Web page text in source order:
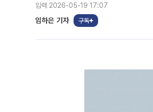
입력 2026-05-19 17:07
임하은 기자 구독